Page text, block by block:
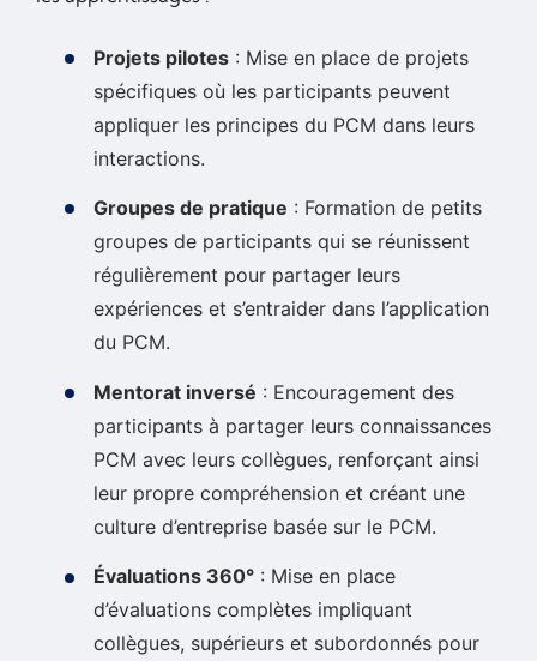
Projets pilotes : Mise en place de projets
spécifiques où les participants peuvent
appliquer les principes du PCM dans leurs
interactions.
Groupes de pratique : Formation de petits
groupes de participants qui se réunissent
régulièrement pour partager leurs
expériences et s’entraider dans l’application
du PCM.
Mentorat inversé : Encouragement des
participants à partager leurs connaissances
PCM avec leurs collègues, renforçant ainsi
leur propre compréhension et créant une
culture d’entreprise basée sur le PCM.
Évaluations 360° : Mise en place
d’évaluations complètes impliquant
collègues, supérieurs et subordonnés pour